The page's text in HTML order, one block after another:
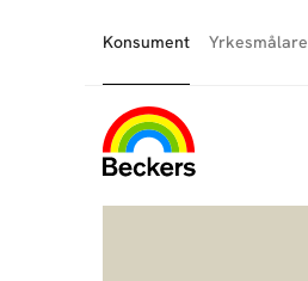
Konsument Yrkesmålare